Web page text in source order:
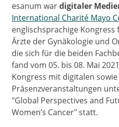
esanum wardigitaler
International Charité Mayo
englischsprachige
Ärzte der Gynäkologie und
die sich für die beiden
fand vom 05. bis 08. Mai
Kongress mit digitalen sowie
Präsenzveranstaltungen
"Global Perspectives and
Women’s Cancer" statt.